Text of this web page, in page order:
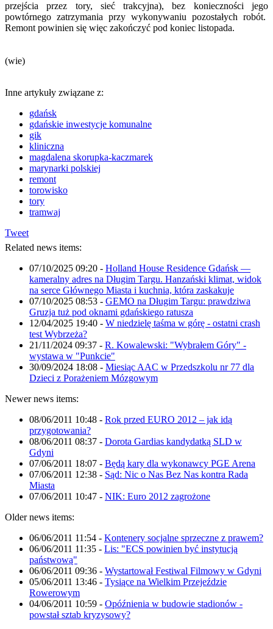
przejścia przez tory, sieć trakcyjna), bez konieczności jego
powtórnego zatrzymania przy wykonywaniu pozostałych robót.
Remont powinien się więc zakończyć pod koniec listopada.
(wie)
Inne artykuły związane z:
gdańsk
gdańskie inwestycje komunalne
gik
kliniczna
magdalena skorupka-kaczmarek
marynarki polskiej
remont
torowisko
tory
tramwaj
Tweet
Related news items:
07/10/2025 09:20 - Holland House Residence Gdańsk —
kameralny adres na Długim Targu. Hanzański klimat, widok
na serce Głównego Miasta i kuchnia, która zaskakuje
07/10/2025 08:53 - GEMO na Długim Targu: prawdziwa
Gruzja tuż pod oknami gdańskiego ratusza
12/04/2025 19:40 - W niedzielę taśma w górę - ostatni crash
test Wybrzeża?
21/11/2024 09:37 - R. Kowalewski: "Wybrałem Góry" -
wystawa w "Punkcie"
30/09/2024 18:08 - Miesiąc AAC w Przedszkolu nr 77 dla
Dzieci z Porażeniem Mózgowym
Newer news items:
08/06/2011 10:48 - Rok przed EURO 2012 – jak idą
przygotowania?
08/06/2011 08:37 - Dorota Gardias kandydatką SLD w
Gdyni
07/06/2011 18:07 - Będą kary dla wykonawcy PGE Arena
07/06/2011 12:38 - Sąd: Nic o Nas Bez Nas kontra Rada
Miasta
07/06/2011 10:47 - NIK: Euro 2012 zagrożone
Older news items:
06/06/2011 11:54 - Kontenery socjalne sprzeczne z prawem?
06/06/2011 11:35 - Lis: "ECS powinien być instytucją
państwową"
06/06/2011 09:36 - Wystartował Festiwal Filmowy w Gdyni
05/06/2011 13:46 - Tysiące na Wielkim Przejeździe
Rowerowym
04/06/2011 10:59 - Opóźnienia w budowie stadionów -
powstał sztab kryzysowy?